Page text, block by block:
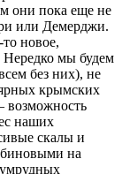
они пока еще не
или Демерджи.
новое,
Нередко мы будем
без них), не
крымских
возможность
наших
скалы и
на